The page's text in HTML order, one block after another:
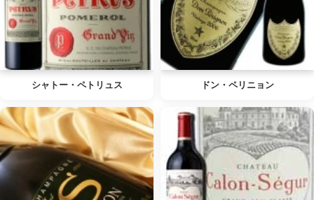
シャトー・ペトリュス ドン・ペリニョン